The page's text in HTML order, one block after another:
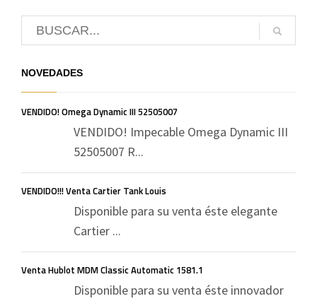
NOVEDADES
VENDIDO! Omega Dynamic III 52505007
VENDIDO! Impecable Omega Dynamic III
52505007 R...
VENDIDO!!! Venta Cartier Tank Louis
Disponible para su venta éste elegante
Cartier ...
Venta Hublot MDM Classic Automatic 1581.1
Disponible para su venta éste innovador